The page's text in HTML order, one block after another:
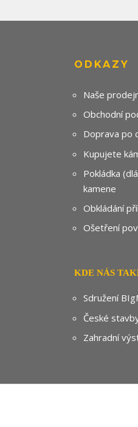
ODKAZY
Naše
Obchodní
Doprava po
Kupujete
Pokládka
kamene
Obkládání
Ošetření
KDE NÁS
Sdružení
České
Zahradní